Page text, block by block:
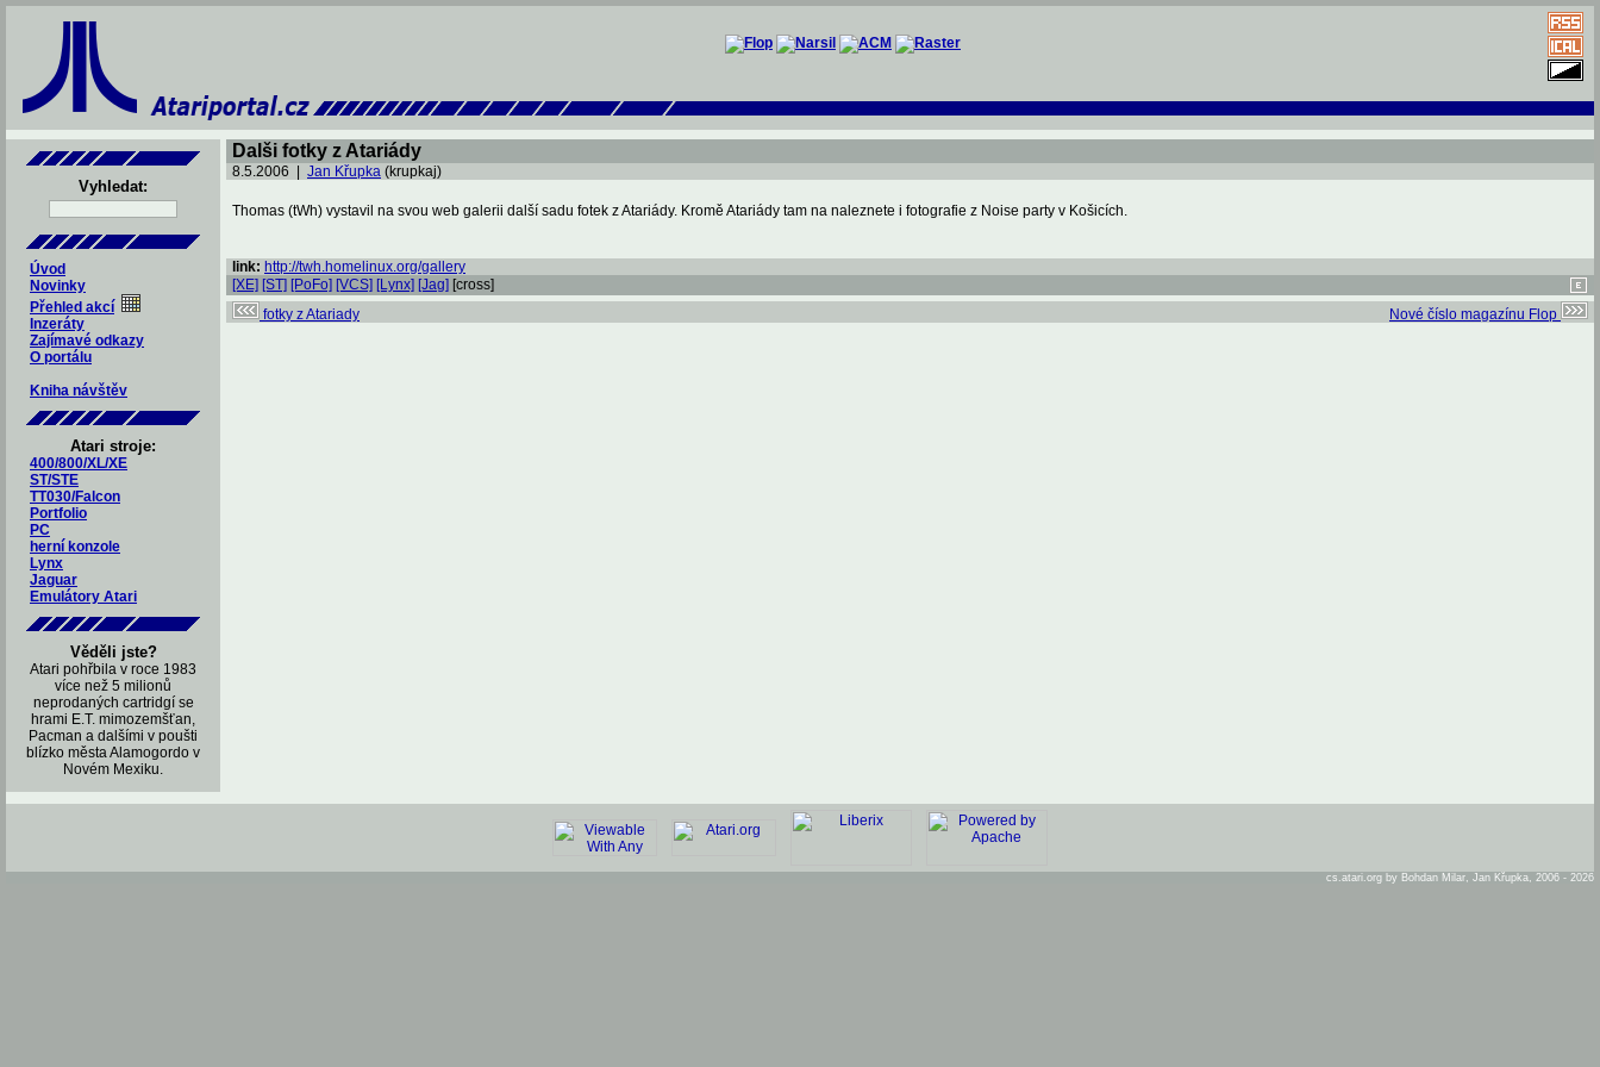
Vyhledat:
Úvod
Novinky
Přehled akcí
Inzeráty
Zajímavé odkazy
O portálu
Kniha návštěv
Atari stroje:
400/800/XL/XE
ST/STE
TT030/Falcon
Portfolio
PC
herní konzole
Lynx
Jaguar
Emulátory Atari
Věděli jste?
Atari pohřbila v roce 1983
více než 5 milionů
neprodaných cartridgí se
hrami E.T. mimozemšťan,
Pacman a dalšími v poušti
blízko města Alamogordo v
Novém Mexiku.
Dalši fotky z Atariády
8.5.2006 | Jan Křupka (krupkaj)
Thomas (tWh) vystavil na svou web galerii další sadu fotek z Atariády. Kromě Atariády tam na naleznete i fotografie z Noise party v Košicích.
link: http://twh.homelinux.org/gallery
[XE] [ST] [PoFo] [VCS] [Lynx] [Jag] [cross]
fotky z Atariady
Nové číslo magazínu Flop
cs.atari.org by Bohdan Milar, Jan Křupka, 2006 - 2026